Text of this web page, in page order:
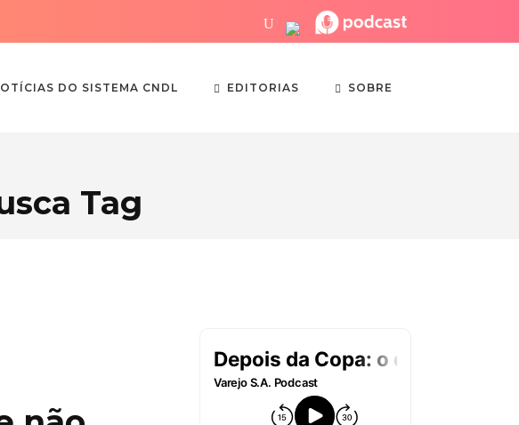
DO SISTEMA CNDL EDITORIAS SOBRE
Tag